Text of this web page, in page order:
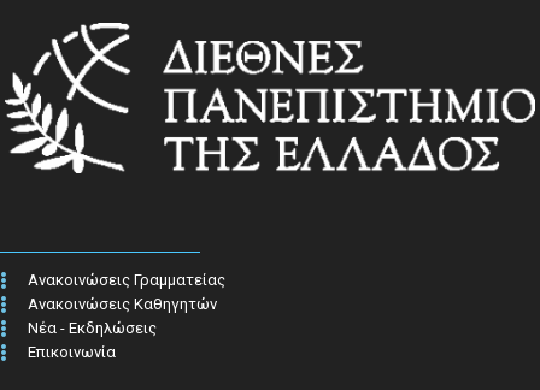
Ανακοινώσεις Γραμματείας
Ανακοινώσεις Καθηγητών
Νέα - Εκδηλώσεις
Επικοινωνία